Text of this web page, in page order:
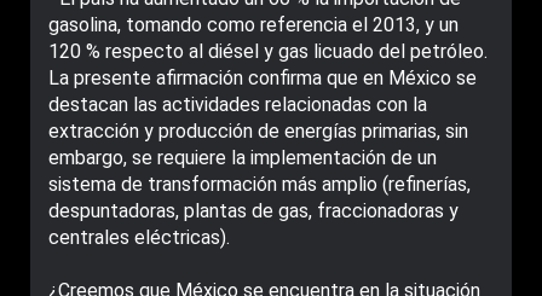
gasolina, tomando como referencia el 2013, y un
120 % respecto al diésel y gas licuado del petróleo.
La presente afirmación confirma que en México se
destacan las actividades relacionadas con la
extracción y producción de energías primarias, sin
embargo, se requiere la implementación de un
sistema de transformación más amplio (refinerías,
despuntadoras, plantas de gas, fraccionadoras y
centrales eléctricas).
¿Creemos que México se encuentra en la situación